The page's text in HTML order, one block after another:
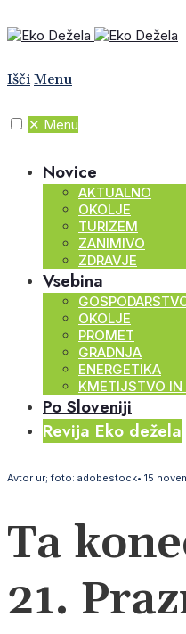
Išči Menu
✕ Menu
Novice
AKTUALNO
OKOLJE
TURIZEM
ZANIMIVO
ZDRAVJE
Vsebina
OKOLJE
PROMET
GRADNJA
ENERGETIKA
KMETIJSTVO IN
Po Sloveniji
Revija Eko dežela
Avtor ur; foto: adobestock• 15
Ta
21.